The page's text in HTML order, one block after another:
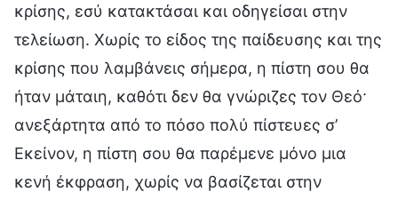
κρίσης, εσύ κατακτάσαι και οδηγείσαι στην
τελείωση. Χωρίς το είδος της παίδευσης και της
κρίσης που λαμβάνεις σήμερα, η πίστη σου θα
ήταν μάταιη, καθότι δεν θα γνώριζες τον Θεό·
ανεξάρτητα από το πόσο πολύ πίστευες σ’
Εκείνον, η πίστη σου θα παρέμενε μόνο μια
κενή έκφραση, χωρίς να βασίζεται στην